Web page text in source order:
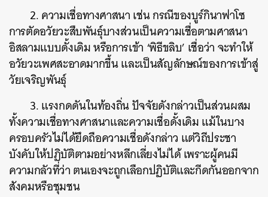
2. ความเชื่อทางศาสนา เช่น กรณีของบูร์กินาฟาโซ
การตัดอวัยวะสืบพันธุ์บางส่วนเป็นความเชื่อตามศาสนา
อิสลามแบบดั้งเดิม หรือการเข้า ‘พิธีขลิบ’ เชื่อว่า จะทำให้
อวัยวะเพศสะอาดมากขึ้น และเป็นสัญลักษณ์ของการเข้าสู่
วัยเจริญพันธุ์
3. แรงกดดันในท้องถิ่น ปัจจัยดังกล่าวเป็นส่วนผสม
ทั้งความเชื่อทางศาสนาและความเชื่อดั้งเดิม แม้ในบาง
ครอบครัวไม่ได้ยึดถือความเชื่อดังกล่าว แต่วิถีประชา
บังคับให้ปฏิบัติตามอย่างหลีกเลี่ยงไม่ได้ เพราะผู้คนมี
ความกลัวที่ว่า ตนเองจะถูกเลือกปฏิบัติและกีดกันออกจาก
สังคมหรือชุมชน